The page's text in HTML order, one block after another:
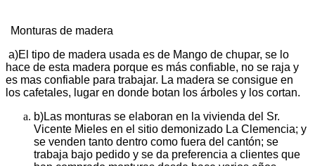
Monturas de madera
a)El tipo de madera usada es de Mango de chupar, se lo
hace de esta madera porque es más confiable, no se raja y
es mas confiable para trabajar. La madera se consigue en
los cafetales, lugar en donde botan los árboles y los cortan.
b)Las monturas se elaboran en la vivienda del Sr.
Vicente Mieles en el sitio demonizado La Clemencia; y
se venden tanto dentro como fuera del cantón; se
trabaja bajo pedido y se da preferencia a clientes que